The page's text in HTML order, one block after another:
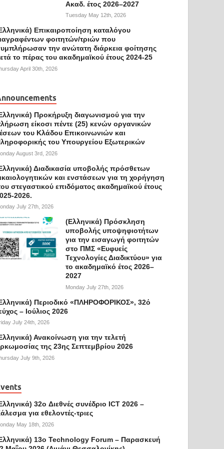
Ακαδ. έτος 2026–2027
Tuesday May 12th, 2026
Επικαιροποίηση καταλόγου
φοιτητών/τριών που
την ανώτατη διάρκεια φοίτησης
το πέρας του ακαδημαϊκού έτους 2024-25
April 30th, 2026
Προκήρυξη διαγωνισμού για την
είκοσι πέντε (25) κενών οργανικών
του Κλάδου Επικοινωνιών και
του Υπουργείου Εξωτερικών
August 3rd, 2026
Διαδικασία υποβολής πρόσθετων
και ενστάσεων για τη χορήγηση
στεγαστικού επιδόματος ακαδημαϊκού έτους
2026.
July 27th, 2026
(Ελληνικά) Πρόσκληση
υποβολής υποψηφιοτήτων
για την εισαγωγή φοιτητών
στο ΠΜΣ «Ευφυείς
Τεχνολογίες Διαδικτύου» για
το ακαδημαϊκό έτος 2026–
2027
Monday July 27th, 2026
Περιοδικό «ΠΛΗΡΟΦΟΡΙΚΟΣ», 32ό
– Ιούλιος 2026
July 24th, 2026
Ανακοίνωση για την τελετή
της 23ης Σεπτεμβρίου 2026
July 9th, 2026
32o Διεθνές συνέδριο ICT 2026 –
για εθελοντές-τριες
May 18th, 2026
13ο Technology Forum – Παρασκευή